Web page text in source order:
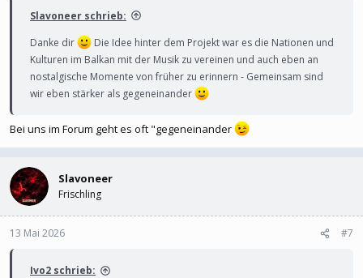
Slavoneer schrieb:
Danke dir
Die Idee hinter dem Projekt war es die Nationen und
Kulturen im Balkan mit der Musik zu vereinen und auch eben an
nostalgische Momente von früher zu erinnern - Gemeinsam sind
wir eben stärker als gegeneinander
Bei uns im Forum geht es oft "gegeneinander
Slavoneer
Frischling
13 Mai 2026 #7
Ivo2 schrieb: